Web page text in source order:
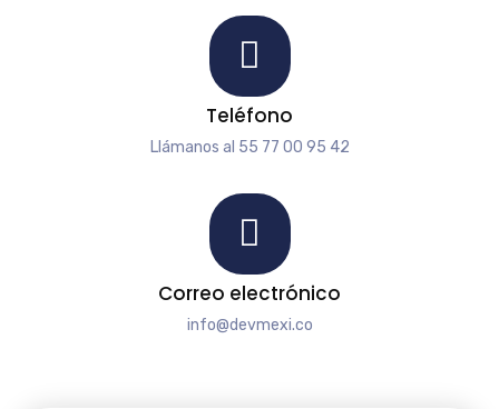
Teléfono
Llámanos al 55 77 00 95 42
Correo electrónico
info@devmexi.co